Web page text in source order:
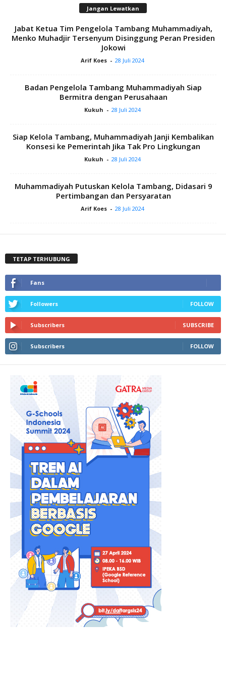
Jangan Lewatkan
Jabat Ketua Tim Pengelola Tambang Muhammadiyah,
Menko Muhadjir Tersenyum Disinggung Peran Presiden
Jokowi
Arif Koes - 28 Juli 2024
Badan Pengelola Tambang Muhammadiyah Siap
Bermitra dengan Perusahaan
Kukuh - 28 Juli 2024
Siap Kelola Tambang, Muhammadiyah Janji Kembalikan
Konsesi ke Pemerintah Jika Tak Pro Lingkungan
Kukuh - 28 Juli 2024
Muhammadiyah Putuskan Kelola Tambang, Didasari 9
Pertimbangan dan Persyaratan
Arif Koes - 28 Juli 2024
TETAP TERHUBUNG
Fans
Followers FOLLOW
Subscribers SUBSCRIBE
Subscribers FOLLOW